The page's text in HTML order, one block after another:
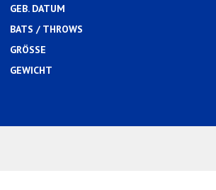
GEB. DATUM
BATS / THROWS
GRÖSSE
GEWICHT